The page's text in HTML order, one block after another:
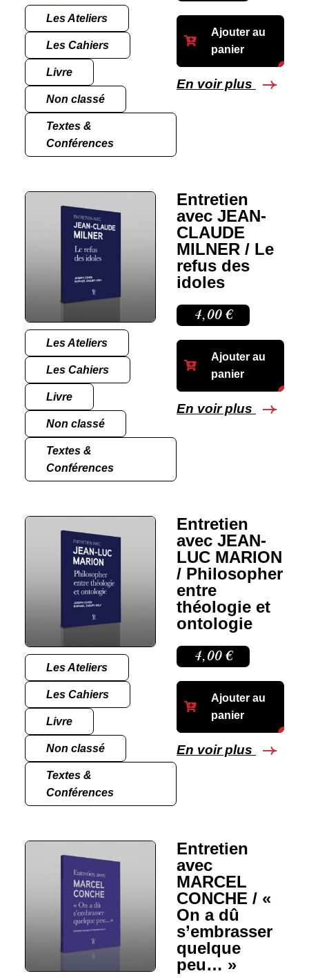
Les Ateliers
Les Cahiers
Livre
Non classé
Textes &
Conférences
Ajouter au
panier
En voir plus
Les Ateliers
Les Cahiers
Livre
Non classé
Textes &
Conférences
Entretien
avec JEAN-
CLAUDE
MILNER / Le
refus des
idoles
4,00 €
Ajouter au
panier
En voir plus
Les Ateliers
Les Cahiers
Livre
Non classé
Textes &
Conférences
Entretien
avec JEAN-
LUC MARION
/ Philosopher
entre
théologie et
ontologie
4,00 €
Ajouter au
panier
En voir plus
Entretien
avec
MARCEL
CONCHE / «
On a dû
s’embrasser
quelque
peu… »